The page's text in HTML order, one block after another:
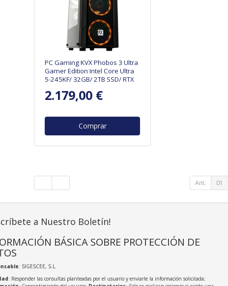
PC Gaming KVX Phobos 3 Ultra
Gamer Edition Intel Core Ultra
5-245KF/ 32GB/ 2TB SSD/ RTX
2.179,00 €
Comprar
Ant. 01
a Nuestro Boletín!
BÁSICA SOBRE PROTECCIÓN DE
: SIGESCEE, S.L.
: Responder las consultas planteadas por el usuario y enviarle la información solicitada;